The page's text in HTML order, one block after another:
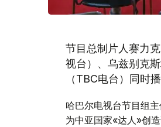
节目总制片人赛力
视台）、乌兹别克
（ТВС电台）同时播
哈巴尔电视台节目组
为中亚国家«达人»创造